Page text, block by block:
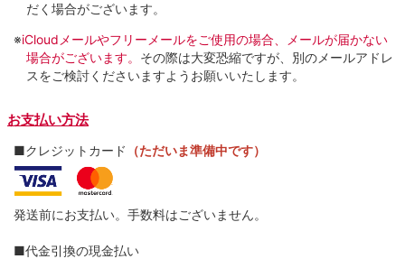
だく場合がございます。
※iCloudメールやフリーメールをご使用の場合、メールが届かない
場合がございます。 その際は大変恐縮ですが、別のメールアドレ
スをご検討くださいますようお願いいたします。
お支払い方法
■クレジットカード （ただいま準備中です）
発送前にお支払い。手数料はございません。
■代金引換の現金払い